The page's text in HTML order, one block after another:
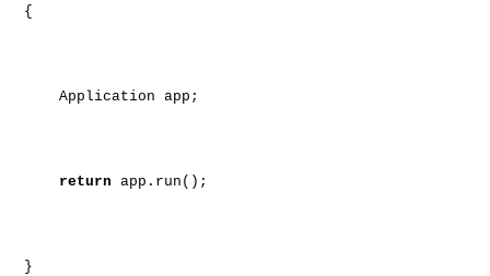
{
Application app;
return app.run();
}